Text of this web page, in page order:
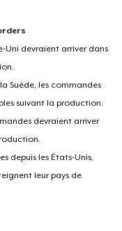
Uni devraient arriver dans
Suède, les commandes
suivant la production.
devraient arriver
depuis les États-Unis,
leur pays de